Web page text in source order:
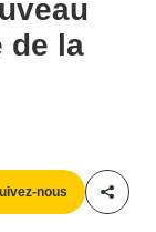
de la
nous